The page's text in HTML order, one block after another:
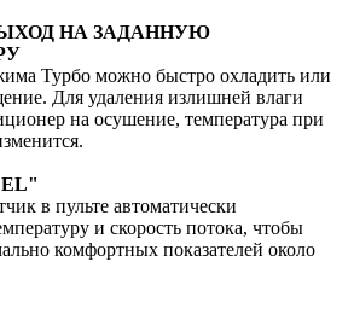
НА ЗАДАННУЮ
Турбо можно быстро охладить или
Для удаления излишней влаги
на осушение, температура при
в пульте автоматически
и скорость потока, чтобы
комфортных показателей около